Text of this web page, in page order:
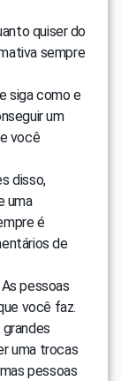
quiser do
sempre
siga como e
um
você
disso,
uma
é
de
pessoas
você faz.
uma trocas
pessoas